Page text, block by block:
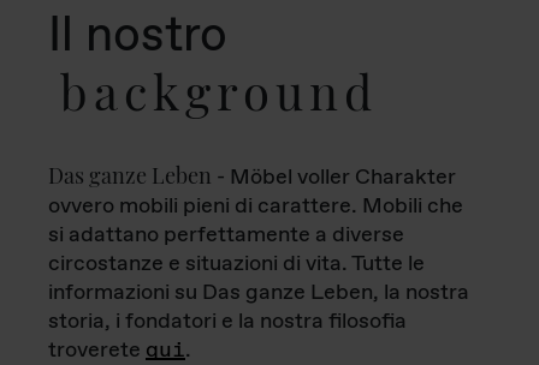
Il nostro
background
Das ganze Leben - Möbel voller Charakter
ovvero mobili pieni di carattere. Mobili che
si adattano perfettamente a diverse
circostanze e situazioni di vita. Tutte le
informazioni su Das ganze Leben, la nostra
storia, i fondatori e la nostra filosofia
troverete qui.